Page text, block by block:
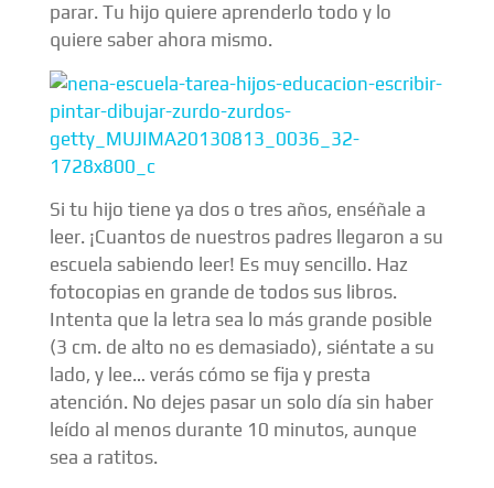
parar. Tu hijo quiere aprenderlo todo y lo
quiere saber ahora mismo.
Si tu hijo tiene ya dos o tres años, enséñale a
leer. ¡Cuantos de nuestros padres llegaron a su
escuela sabiendo leer! Es muy sencillo. Haz
fotocopias en grande de todos sus libros.
Intenta que la letra sea lo más grande posible
(3 cm. de alto no es demasiado), siéntate a su
lado, y lee… verás cómo se fija y presta
atención. No dejes pasar un solo día sin haber
leído al menos durante 10 minutos, aunque
sea a ratitos.